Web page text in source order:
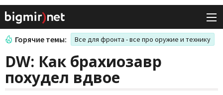
Горячие темы: Все для фронта - все про оружие и технику
DW: Как брахиозавр
похудел вдвое